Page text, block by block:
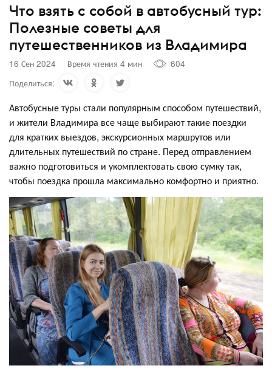
Что взять с собой в автобусный тур:
Полезные советы для
путешественников из Владимира
16 Сен 2024 Время чтения 4 мин
604
Поделиться:
Автобусные туры стали популярным способом путешествий,
и жители Владимира все чаще выбирают такие поездки
для кратких выездов, экскурсионных маршрутов или
длительных путешествий по стране. Перед отправлением
важно подготовиться и укомплектовать свою сумку так,
чтобы поездка прошла максимально комфортно и приятно.